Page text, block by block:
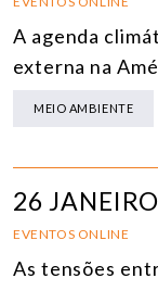
A agenda
externa na
MEIO AMBIENTE
26
EVENTOS ONLINE
As tensões